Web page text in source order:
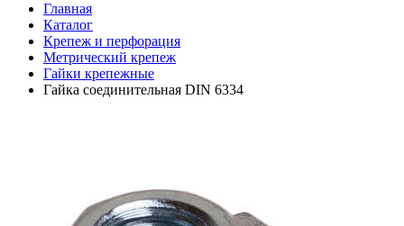
Главная
Каталог
Крепеж и перфорация
Метрический крепеж
Гайки крепежные
Гайка соединительная DIN 6334